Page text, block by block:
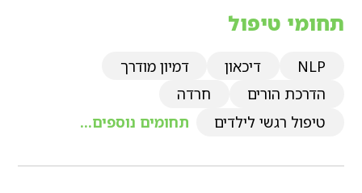
תחומי טיפול
NLP דיכאון
דמיון מודרך
הדרכת הורים
חרדה
טיפול רגשי לילדים
תחומים נוספים...